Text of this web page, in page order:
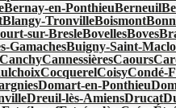
Bernay-en-PonthieuBerneuil
Blangy-TronvilleBoismont
sur-BresleBovellesBoves
GamachesBuigny-Saint-
CanchyCannessièresCaours
CocquerelCoisyCondé-
Domart-en-Ponthieu
Dreuil-lès-AmiensDrucat